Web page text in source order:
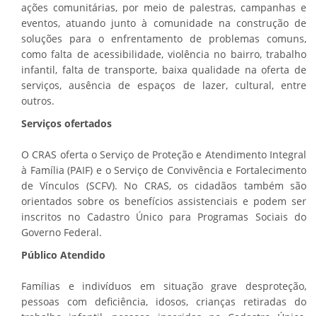
ações comunitárias, por meio de palestras, campanhas e
eventos, atuando junto à comunidade na construção de
soluções para o enfrentamento de problemas comuns,
como falta de acessibilidade, violência no bairro, trabalho
infantil, falta de transporte, baixa qualidade na oferta de
serviços, ausência de espaços de lazer, cultural, entre
outros.
Serviços ofertados
O CRAS oferta o Serviço de Proteção e Atendimento Integral
à Família (PAIF) e o Serviço de Convivência e Fortalecimento
de Vínculos (SCFV). No CRAS, os cidadãos também são
orientados sobre os benefícios assistenciais e podem ser
inscritos no Cadastro Único para Programas Sociais do
Governo Federal.
Público Atendido
Famílias e indivíduos em situação grave desproteção,
pessoas com deficiência, idosos, crianças retiradas do